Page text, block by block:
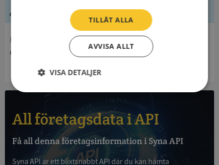
Ledning
Göteborgs Kommun
All företagsdata i API
Få all denna företagsinformation i Syna API
Syna API är ett blixtsnabbt API där du kan hämta
TILLÅT ALLA
AVVISA ALLT
VISA DETALJER
Strikt
Prestanda Inriktning
Funktioner Oklassificerade